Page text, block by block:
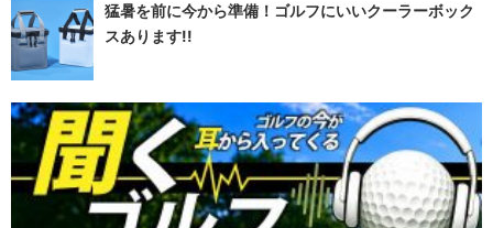
猛暑を前に今から準備！ゴルフにいいクーラーボック
スあります!!